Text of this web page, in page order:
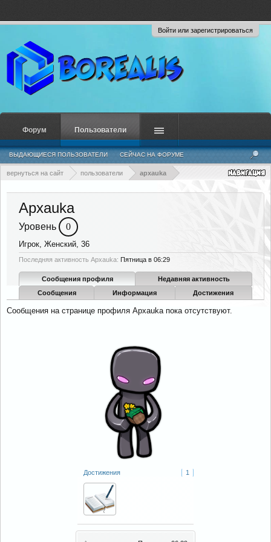
Войти или зарегистрироваться
вернуться на сайт пользователи apxauka
Достижения 1
Apxauka
Уровень 0
Игрок, Женский, 36
Последняя активность Apxauka: Пятница в 06:29
Сообщения профиля
Недавняя активность
Сообщения
Информация Достижения
Сообщения на странице профиля Apxauka пока отсутствуют.
Форум Пользователи
ВЫДАЮЩИЕСЯ ПОЛЬЗОВАТЕЛИ СЕЙЧАС НА ФОРУМЕ
НЕДАВНЯЯ АКТИВНОСТЬ НОВЫЕ СООБЩЕНИЯ ПРОФИЛЯ